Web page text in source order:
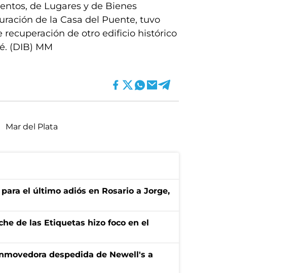
de Lugares y de Bienes
de la Casa del Puente, tuvo
de otro edificio histórico
(DIB) MM
Mar del Plata
el último adiós en Rosario a Jorge,
de las Etiquetas hizo foco en el
despedida de Newell's a